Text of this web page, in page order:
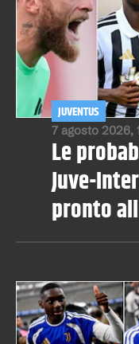
7 agosto 2026,
JUVENTUS
Le
Juve-
pronto